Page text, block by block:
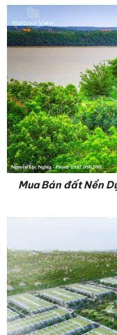
Mua Bán đất Nền